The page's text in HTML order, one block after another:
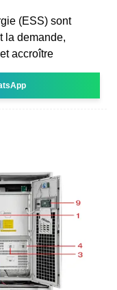
(ESS) sont
la demande,
accroître